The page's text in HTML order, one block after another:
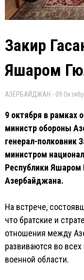
Закир
Яшаром
АЗЕРБАЙДЖАН - 09
9 октября в рамках
министр обороны
генерал-полковник
министром
Республики
Азербайджана.
На встрече,
что братские и
отношения между
развиваются во
военной области.